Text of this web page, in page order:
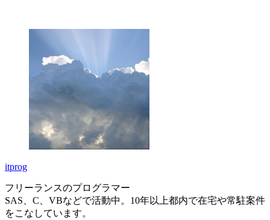
itprog
フリーランスのプログラマー
SAS、C、VBなどで活動中。10年以上都内で在宅や常駐案件
をこなしています。